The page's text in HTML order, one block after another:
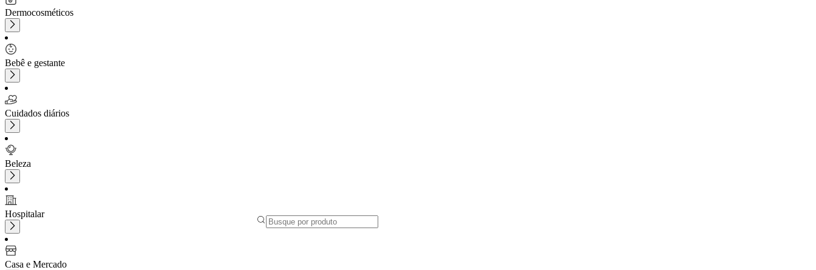
Dermocosméticos
Bebê e gestante
Cuidados diários
Beleza
Hospitalar
Casa e Mercado